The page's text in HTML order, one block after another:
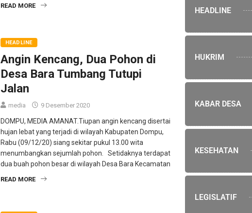
READ MORE
HEADLINE
Angin Kencang, Dua Pohon di
Desa Bara Tumbang Tutupi
Jalan
media 9 Desember 2020
DOMPU, MEDIA AMANAT.Tiupan angin kencang disertai
hujan lebat yang terjadi di wilayah Kabupaten Dompu,
Rabu (09/12/20) siang sekitar pukul 13.00 wita
menumbangkan sejumlah pohon. Setidaknya terdapat
dua buah pohon besar di wilayah Desa Bara Kecamatan
READ MORE
HEADLINE
HUKRIM
KABAR DESA
KESEHATAN
LEGISLATIF